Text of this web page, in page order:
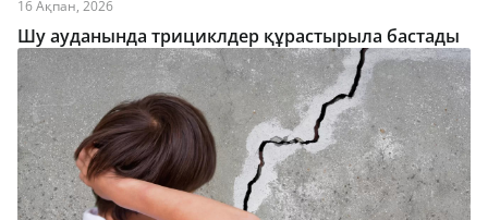
16 Ақпан, 2026
Шу ауданында трициклдер құрастырыла бастады